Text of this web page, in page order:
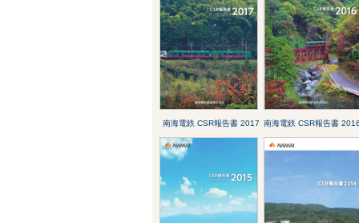
南海電鉄 CSR報告書 2017 南海電鉄 CSR報告書